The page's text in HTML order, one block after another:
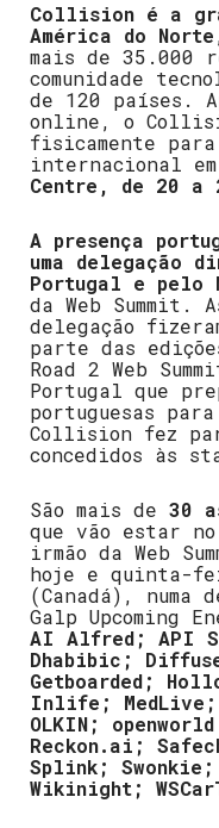
Collision é a
América do Norte
mais de 35.000
comunidade
de 120 países.
online, o
fisicamente
internacional
Centre, de 20 a
A presença
uma delegação
Portugal e pelo
da Web Summit.
delegação
parte das
Road 2 Web
Portugal que
portuguesas
Collision fez
concedidos às
São mais de 30
que vão estar
irmão da Web
hoje e quinta-
(Canadá), numa
Galp Upcoming
AI Alfred; API
Dhabibic;
Getboarded;
Inlife; MedLive;
OLKIN;
Reckon.ai;
Splink;
Wikinight;